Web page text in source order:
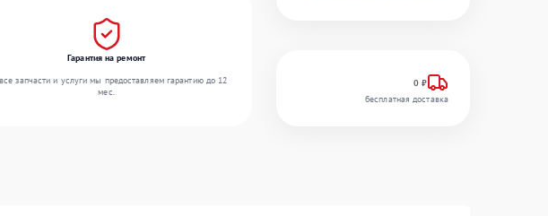
Гарантия на ремонт
запчасти и услуги мы предоставляем гарантию до 12
мес.
0 ₽
бесплатная доставка